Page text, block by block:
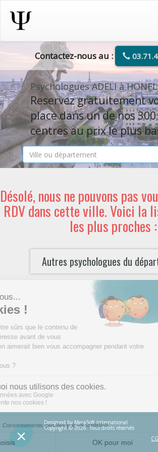
Contactez-nous au :
Psychologues ADELI à
Reservez gratuitement
place dans un de nos 300
centres au prix le plus
Désolé, nous ne pouvons pas
RDV dans cette ville. Voici la
les plus proches :
Autres psychologues du
Designed by MecaSoft International
Copyright © 2026. Tous droits réservés